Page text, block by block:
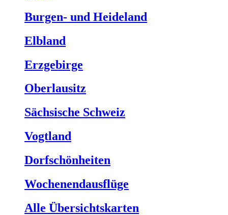
Burgen- und Heideland
Elbland
Erzgebirge
Oberlausitz
Sächsische Schweiz
Vogtland
Dorfschönheiten
Wochenendausflüge
Alle Übersichtskarten